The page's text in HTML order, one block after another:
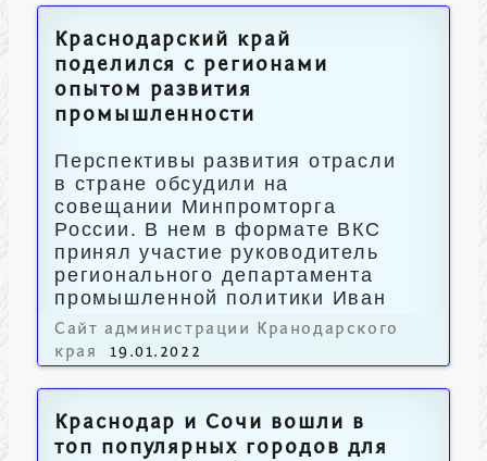
Краснодарский край
поделился с регионами
опытом развития
промышленности
Перспективы развития отрасли
в стране обсудили на
совещании Минпромторга
России. В нем в формате ВКС
принял участие руководитель
регионального департамента
промышленной политики Иван
Куликов.
Сайт администрации Кранодарского
края
19.01.2022
Краснодар и Сочи вошли в
топ популярных городов для